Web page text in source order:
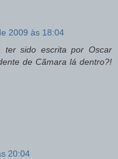
2009 às 18:04
ter sido escrita por Oscar
de Cãmara lá dentro?!
20:04